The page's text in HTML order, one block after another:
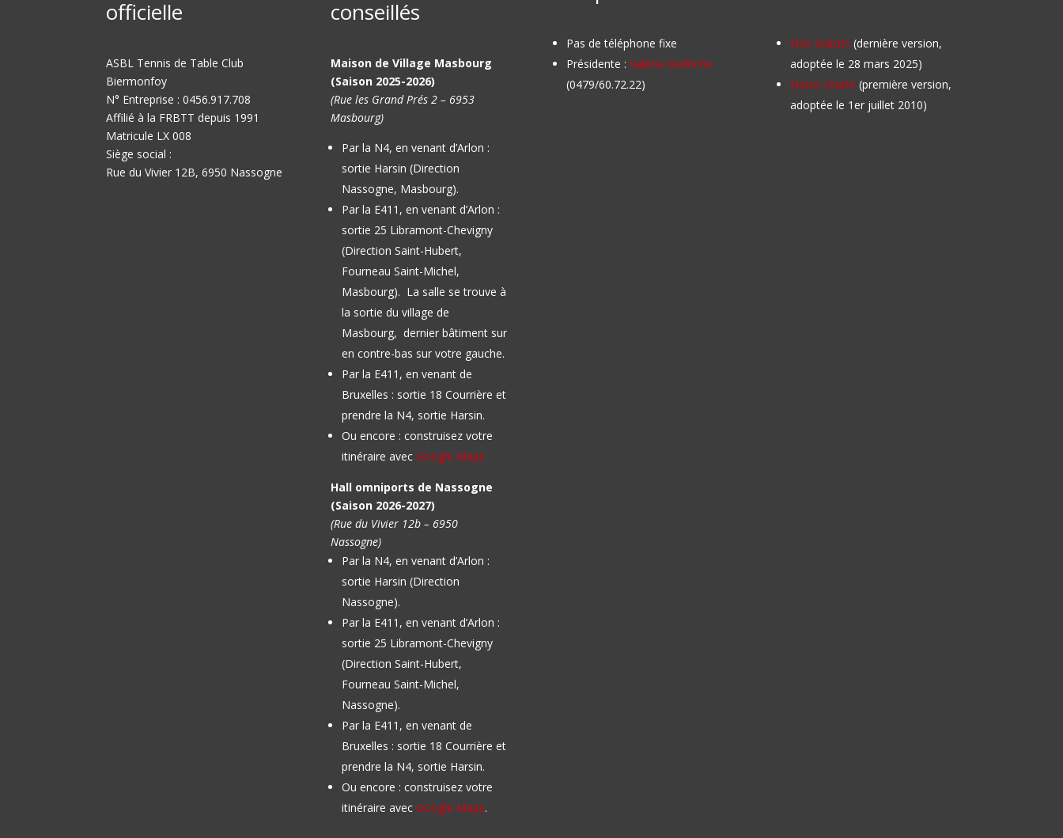
officielle
ASBL Tennis de Table Club
Biermonfoy
N° Entreprise : 0456.917.708
Affilié à la FRBTT depuis 1991
Matricule LX 008
Siège social :
Rue du Vivier 12B, 6950 Nassogne
conseillés
Maison de Village Masbourg
(Saison 2025-2026)
(Rue les Grand Prés 2 – 6953
Masbourg)
Par la N4, en venant d’Arlon :
sortie Harsin (Direction
Nassogne, Masbourg).
Par la E411, en venant d’Arlon :
sortie 25 Libramont-Chevigny
(Direction Saint-Hubert,
Fourneau Saint-Michel,
Masbourg). La salle se trouve à
la sortie du village de
Masbourg, dernier bâtiment sur
en contre-bas sur votre gauche.
Par la E411, en venant de
Bruxelles : sortie 18 Courrière et
prendre la N4, sortie Harsin.
Ou encore : construisez votre
itinéraire avec Google Maps
Hall omniports de Nassogne
(Saison 2026-2027)
(Rue du Vivier 12b – 6950
Nassogne)
Par la N4, en venant d’Arlon :
sortie Harsin (Direction
Nassogne).
Par la E411, en venant d’Arlon :
sortie 25 Libramont-Chevigny
(Direction Saint-Hubert,
Fourneau Saint-Michel,
Nassogne).
Par la E411, en venant de
Bruxelles : sortie 18 Courrière et
prendre la N4, sortie Harsin.
Ou encore : construisez votre
itinéraire avec Google Maps.
Pas de téléphone fixe
Présidente : Valérie Dedriche
(0479/60.72.22)
Nos statuts (dernière version,
adoptée le 28 mars 2025)
Notre charte (première version,
adoptée le 1er juillet 2010)